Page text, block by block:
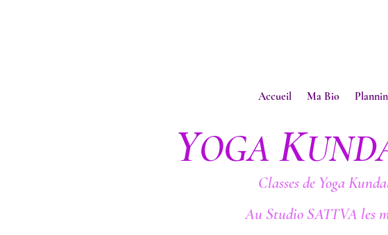
Accueil Ma Bio
YOGA K
Classes de Yoga
Au Studio SATTVA les